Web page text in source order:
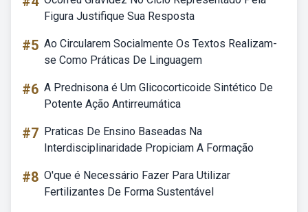
Figura Justifique Sua Resposta
#5 Ao Circularem Socialmente Os Textos Realizam-
se Como Práticas De Linguagem
#6 A Prednisona é Um Glicocorticoide Sintético De
Potente Ação Antirreumática
#7 Praticas De Ensino Baseadas Na
Interdisciplinaridade Propiciam A Formação
#8 O'que é Necessário Fazer Para Utilizar
Fertilizantes De Forma Sustentável